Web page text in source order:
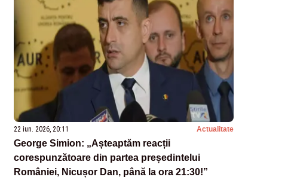
22 iun. 2026, 20:11 Actualitate
George Simion: „Așteaptăm reacții
corespunzătoare din partea președintelui
României, Nicușor Dan, până la ora 21:30!”